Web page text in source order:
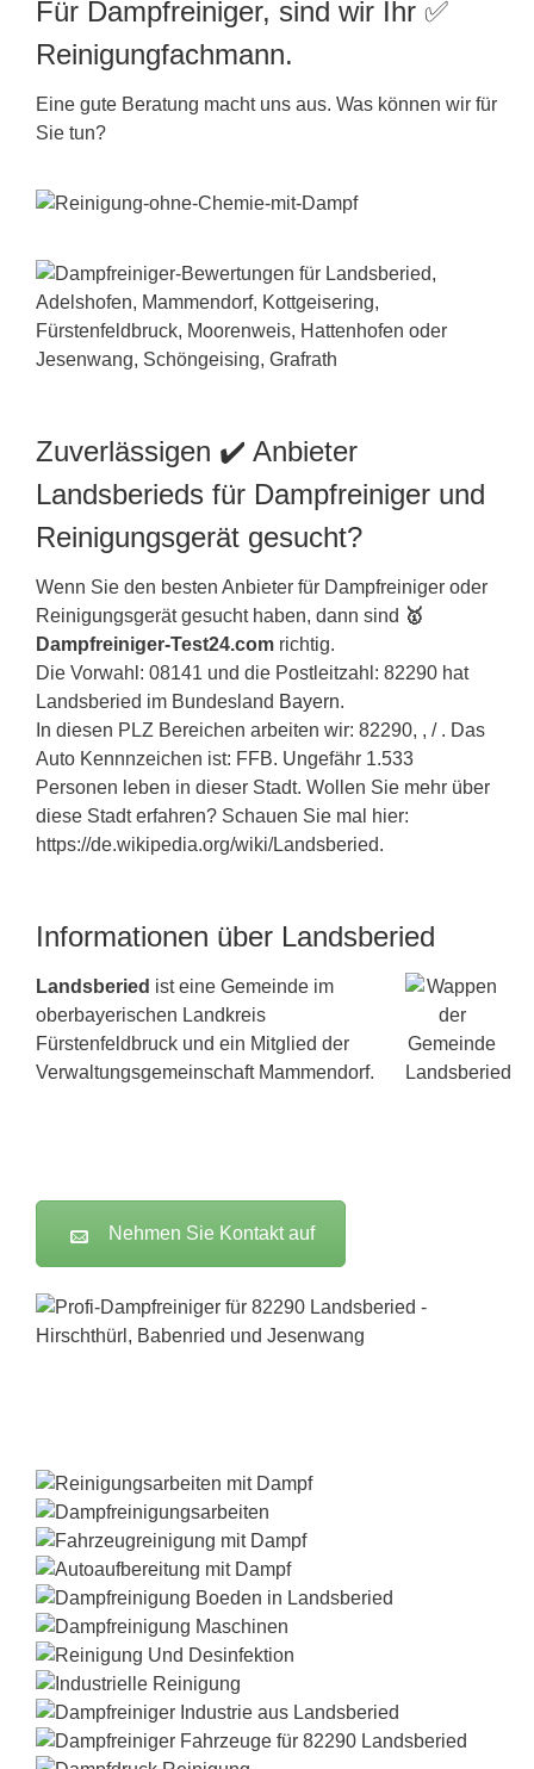
Für Dampfreiniger, sind wir Ihr ✅
Reinigungfachmann.
Eine gute Beratung macht uns aus. Was können wir für
Sie tun?
Zuverlässigen ✔️ Anbieter
Landsberieds für Dampfreiniger und
Reinigungsgerät gesucht?
Wenn Sie den besten Anbieter für Dampfreiniger oder
Reinigungsgerät gesucht haben, dann sind 🥇
Dampfreiniger-Test24.com richtig.
Die Vorwahl: 08141 und die Postleitzahl: 82290 hat
Landsberied im Bundesland Bayern.
In diesen PLZ Bereichen arbeiten wir: 82290, , / . Das
Auto Kennnzeichen ist: FFB. Ungefähr 1.533
Personen leben in dieser Stadt. Wollen Sie mehr über
diese Stadt erfahren? Schauen Sie mal hier:
https://de.wikipedia.org/wiki/Landsberied.
Informationen über Landsberied
Landsberied ist eine Gemeinde im
oberbayerischen Landkreis
Fürstenfeldbruck und ein Mitglied der
Verwaltungsgemeinschaft Mammendorf.
Nehmen Sie Kontakt auf